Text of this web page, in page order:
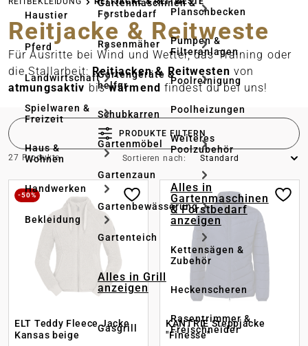
Haustier
Pferd
Landwirtschaft
Spielwaren &
Freizeit
Haus &
Wohnen
Handwerken
Bekleidung
Gartenmaschinen &
Forstbedarf
Rasenmäher
Gartengeräte & -
helfer
Schubkarren
Gartenmöbel
Gartenzaun
Gartenbewässerung
Gartenteich
Alles in Grill
anzeigen
Gasgrill
Planschbecken
Pumpen &
Filteranlagen
Poolreinigung
Poolheizungen
Weiteres
Poolzubehör
Alles in
Gartenmaschinen
& Forstbedarf
anzeigen
Kettensägen &
Zubehör
Heckenscheren
Rasentrimmer &
Freischneider
Reitjacke & Reitweste
Für Ausritte bei Wind und Wetter, das Training oder
die Stallarbeit: Reitjacken & Reitwesten von
atmungsaktiv biswärmendfindest du bei uns!
PRODUKTE FILTERN
27 Produkte Sortieren nach:
-50%
ELT Teddy Fleece Jacke
Kansas beige
KANTRIE Steppjacke
"Finesse"